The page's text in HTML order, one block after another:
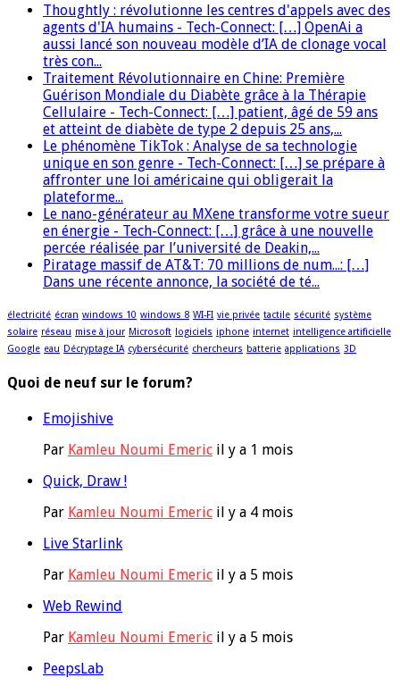
Thoughtly : révolutionne les centres d'appels avec des
agents d'IA humains - Tech-Connect: […] OpenAi a
aussi lancé son nouveau modèle d’IA de clonage vocal
très con...
Traitement Révolutionnaire en Chine: Première
Guérison Mondiale du Diabète grâce à la Thérapie
Cellulaire - Tech-Connect: […] patient, âgé de 59 ans
et atteint de diabète de type 2 depuis 25 ans,...
Le phénomène TikTok : Analyse de sa technologie
unique en son genre - Tech-Connect: […] se prépare à
affronter une loi américaine qui obligerait la
plateforme...
Le nano-générateur au MXene transforme votre sueur
en énergie - Tech-Connect: […] grâce à une nouvelle
percée réalisée par l’université de Deakin,...
Piratage massif de AT&T: 70 millions de num...: […]
Dans une récente annonce, la société de té...
électricité écran windows 10 windows 8 WI-FI vie privée tactile sécurité système
solaire réseau mise à jour Microsoft logiciels iphone internet intelligence artificielle
Google eau Décryptage IA cybersécurité chercheurs batterie applications 3D
Quoi de neuf sur le forum?
Emojishive
Par Kamleu Noumi Emeric il y a 1 mois
Quick, Draw !
Par Kamleu Noumi Emeric il y a 4 mois
Live Starlink
Par Kamleu Noumi Emeric il y a 5 mois
Web Rewind
Par Kamleu Noumi Emeric il y a 5 mois
PeepsLab